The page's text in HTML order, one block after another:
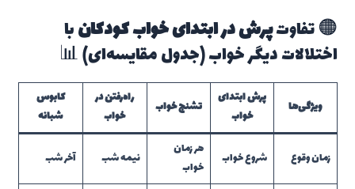
🟠 تفاوتپرش در ابتدای خواب کودکانبا
اختلالات دیگر خواب (جدول مقایسه‌ای) 📊
ویژگی‌ها
پرش ابتدای
خواب
تشنج خواب
راه‌رفتن در
خواب
کابوس
شبانه
زمان وقوع شروع خواب
هر زمان
خواب
نیمه شب آخر شب